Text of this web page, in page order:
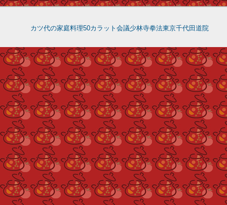
カツ代の家庭料理50カラット会議少林寺拳法東京千代田道院